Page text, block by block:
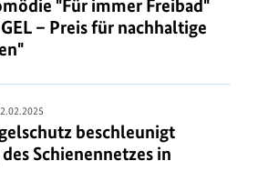
"Für immer Freibad"
– Preis für nachhaltige
beschleunigt
Schienennetzes in